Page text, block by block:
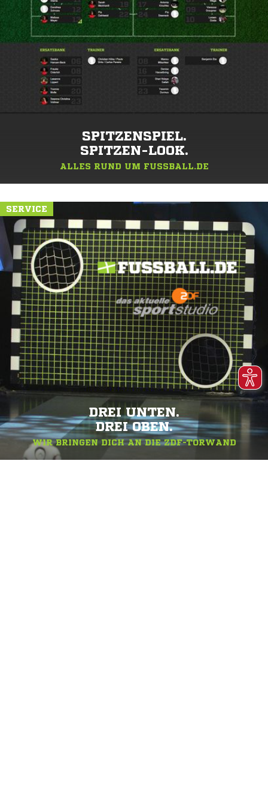
SPITZENSPIEL.
SPITZEN-LOOK.
ALLES RUND UM FUSSBALL.DE
SERVICE
DREI UNTEN.
DREI OBEN.
WIR BRINGEN DICH AN DIE ZDF-TORWAND